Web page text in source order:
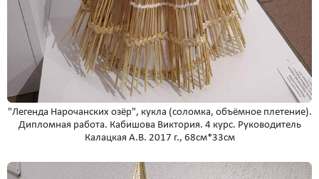
"Легенда Нарочанских озёр", кукла (соломка, объёмное плетение).
Дипломная работа. Кабишова Виктория. 4 курс. Руководитель
Калацкая А.В. 2017 г., 68см*33см